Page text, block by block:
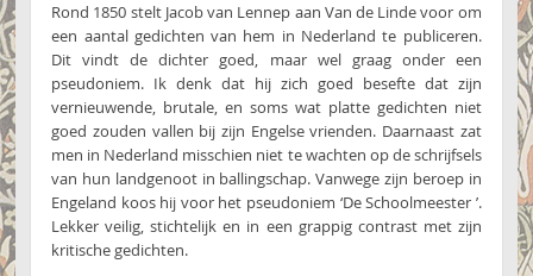
Rond 1850 stelt Jacob van Lennep aan Van de Linde voor om
een aantal gedichten van hem in Nederland te publiceren.
Dit vindt de dichter goed, maar wel graag onder een
pseudoniem. Ik denk dat hij zich goed besefte dat zijn
vernieuwende, brutale, en soms wat platte gedichten niet
goed zouden vallen bij zijn Engelse vrienden. Daarnaast zat
men in Nederland misschien niet te wachten op de schrijfsels
van hun landgenoot in ballingschap. Vanwege zijn beroep in
Engeland koos hij voor het pseudoniem ‘De Schoolmeester ’.
Lekker veilig, stichtelijk en in een grappig contrast met zijn
kritische gedichten.